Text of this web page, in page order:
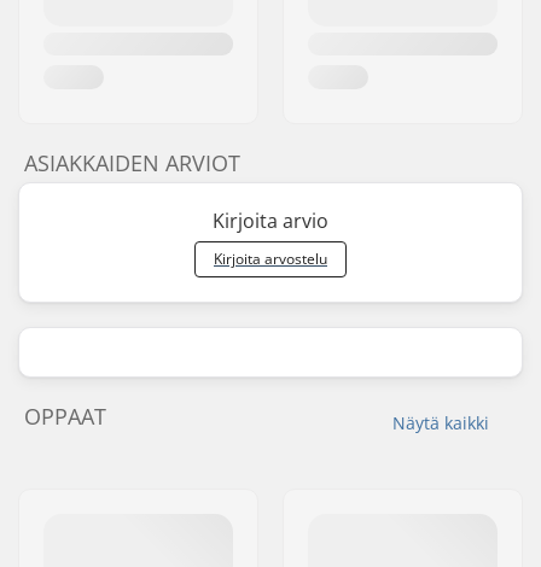
ASIAKKAIDEN ARVIOT
Kirjoita arvio
Kirjoita arvostelu
Näytä kaikki
OPPAAT